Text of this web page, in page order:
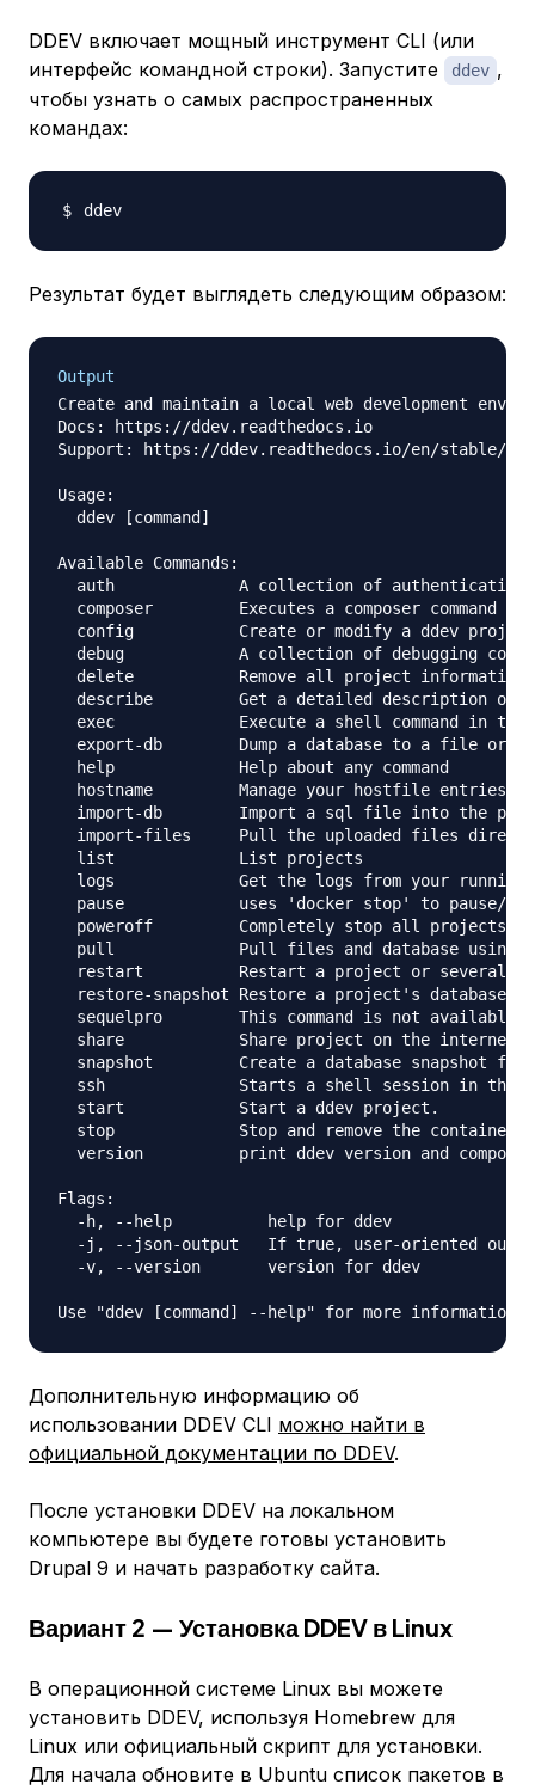
DDEV включает мощный инструмент CLI (или
интерфейс командной строки). Запустите
ddev ,
чтобы узнать о самых распространенных
командах:
Результат будет выглядеть следующим образом:
Output
Create and maintain a local web development
Docs: https://ddev.readthedocs.io
Support: https://ddev.readthedocs.io/en/stable/
Usage:
  ddev [command]
Available Commands:
auth             A collection of authentication
composer         Executes a composer command
config           Create or modify a ddev
debug            A collection of debugging
delete           Remove all project
describe         Get a detailed description of
exec             Execute a shell command in
export-db        Dump a database to a file or
  help             Help about any command
  hostname         Manage your hostfile entries.
import-db        Import a sql file into the
import-files     Pull the uploaded files
  list             List projects
logs             Get the logs from your running
pause            uses 'docker stop' to pause/
poweroff         Completely stop all projects
pull             Pull files and database using
restart          Restart a project or several
restore-snapshot Restore a project's database
sequelpro        This command is not available
share            Share project on the internet
snapshot         Create a database snapshot for
ssh              Starts a shell session in the
  start            Start a ddev project.
stop             Stop and remove the
version          print ddev version and
Flags:
  -h, --help          help for ddev
-j, --json-output   If true, user-oriented
  -v, --version       version for ddev
Дополнительную информацию об
использовании DDEV CLI можно найти в
официальной документации по DDEV.
После установки DDEV на локальном
компьютере вы будете готовы установить
Drupal 9 и начать разработку сайта.
Вариант 2 — Установка DDEV в Linux
В операционной системе Linux вы можете
установить DDEV, используя Homebrew для
Linux или официальный скрипт для установки.
Для начала обновите в Ubuntu список пакетов в